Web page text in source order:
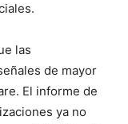
las
de mayor
El informe de
ya no